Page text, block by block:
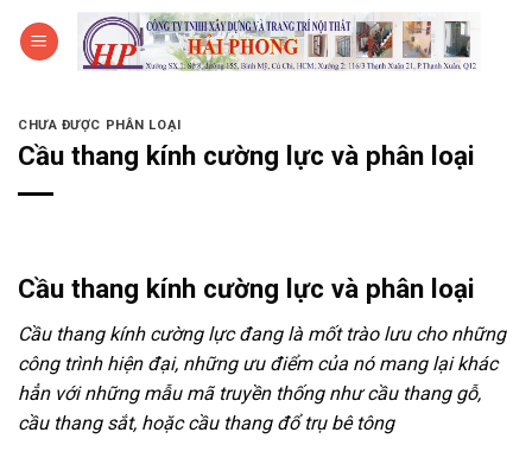
qua
CHƯA ĐƯỢC PHÂN LOẠI
Cầu thang kính cường lực và phân loại
Cầu thang kính cường lực và phân loại
Cầu thang kính cường lực đang là mốt trào lưu cho những
công trình hiện đại, những ưu điểm của nó mang lại khác
hẳn với những mẫu mã truyền thống như cầu thang gỗ,
cầu thang sắt, hoặc cầu thang đổ trụ bê tông